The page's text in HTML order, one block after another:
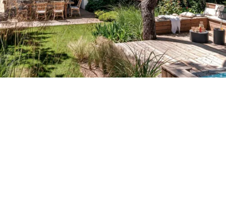
Les Trouvailles Déco Du Jour
Loft
Maison Appartement Écologique
Maison Container/container House
Maison D'hôtes
Maison Et Appartement Vintage
On Décode La Déco
Petite Surface
Piscine Question De Style
Renovation
Revue De Week End
Tiny House